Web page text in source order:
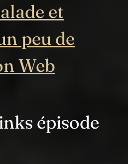
et
peu de
Web
épisode